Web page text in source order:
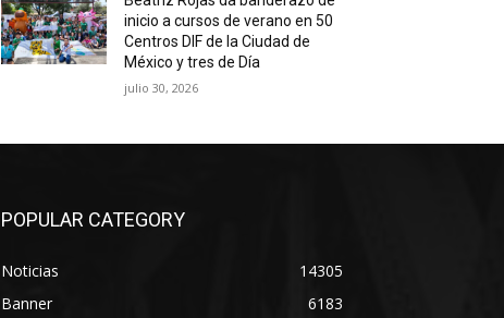
inicio a cursos de verano en 50
Centros DIF de la Ciudad de
México y tres de Día
julio 30, 2026
POPULAR CATEGORY
Noticias
14305
Banner
6183